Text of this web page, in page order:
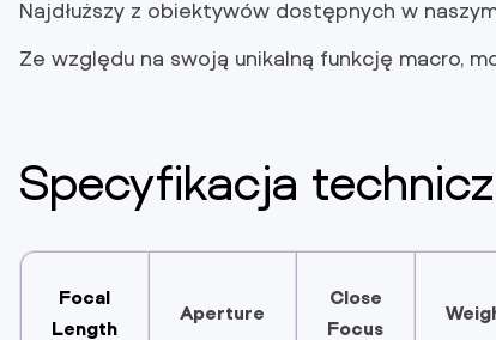
Najdłuższy z obiektywów dostępnych w
Ze względu na swoją unikalną funkcję macro,
Specyfikacja
Focal
Length
Aperture
Close
Focus